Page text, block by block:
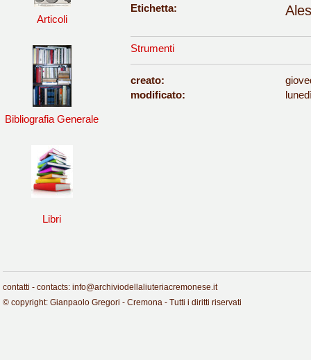
Articoli
Bibliografia Generale
Libri
Etichetta:
Strumenti
creato:
modificato:
contatti - contacts: info@archiviodellaliuteriacremonese.it
© copyright: Gianpaolo Gregori - Cremona - Tutti i diritti riservati